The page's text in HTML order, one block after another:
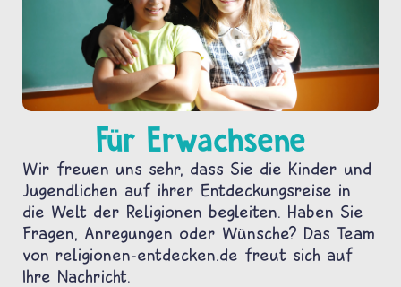
Für Erwachsene
Wir freuen uns sehr, dass Sie die Kinder und
Jugendlichen auf ihrer Entdeckungsreise in
die Welt der Religionen begleiten. Haben Sie
Fragen, Anregungen oder Wünsche? Das Team
von religionen-entdecken.de freut sich auf
Ihre Nachricht.